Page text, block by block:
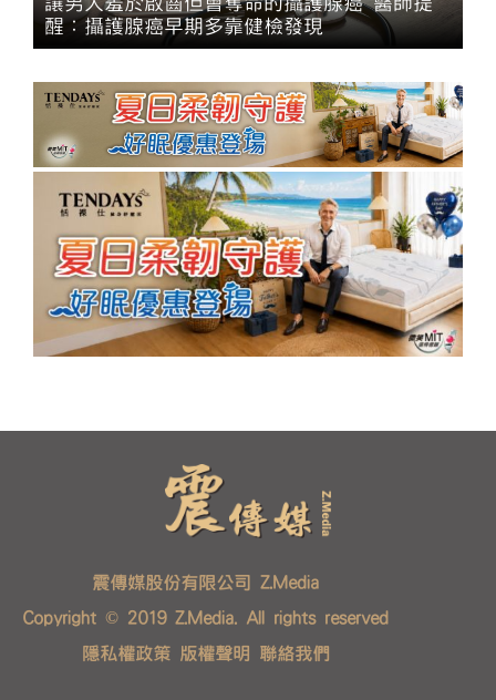
醒：攝護腺癌早期多靠健檢發現
震傳媒股份有限公司 Z.Media
Copyright © 2019 Z.Media. All rights reserved
隱私權政策 版權聲明 聯絡我們